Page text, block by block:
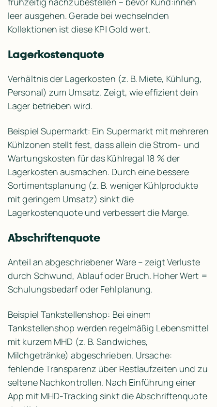
leer ausgehen. Gerade bei wechselnden
Kollektionen ist diese KPI Gold wert.
Lagerkostenquote
Verhältnis der Lagerkosten (z. B. Miete, Kühlung,
Personal) zum Umsatz. Zeigt, wie effizient dein
Lager betrieben wird.
Beispiel Supermarkt: Ein Supermarkt mit mehreren
Kühlzonen stellt fest, dass allein die Strom- und
Wartungskosten für das Kühlregal 18 % der
Lagerkosten ausmachen. Durch eine bessere
Sortimentsplanung (z. B. weniger Kühlprodukte
mit geringem Umsatz) sinkt die
Lagerkostenquote und verbessert die Marge.
Abschriftenquote
Anteil an abgeschriebener Ware – zeigt Verluste
durch Schwund, Ablauf oder Bruch. Hoher Wert =
Schulungsbedarf oder Fehlplanung.
Beispiel Tankstellenshop: Bei einem
Tankstellenshop werden regelmäßig Lebensmittel
mit kurzem MHD (z. B. Sandwiches,
Milchgetränke) abgeschrieben. Ursache:
fehlende Transparenz über Restlaufzeiten und zu
seltene Nachkontrollen. Nach Einführung einer
App mit MHD-Tracking sinkt die Abschriftenquote